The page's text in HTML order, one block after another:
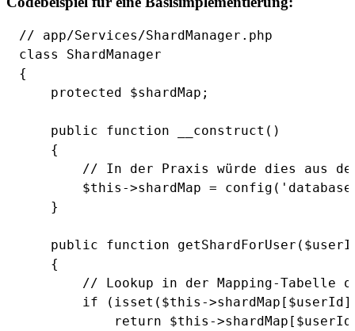
// app/Services/ShardManager.php
class ShardManager
{
    protected $shardMap;
    public function __construct()
    {
// In der Praxis würde dies aus
$this->shardMap =
    }
public function
    {
// Lookup in der Mapping-Tabelle
if (isset($this-
return $this-